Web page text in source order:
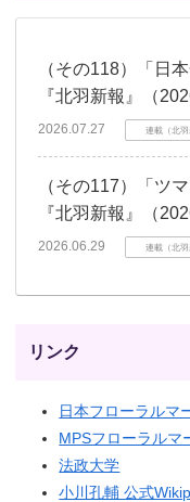
（その118）「日
『北羽新報』（
2026.07.27 連載（北羽
（その117）「ツ
『北羽新報』（
2026.06.29 連載（北羽
リンク
日本フローラルマ
MPSフローラルマ
法政大学
小川孔輔 公式